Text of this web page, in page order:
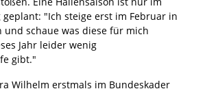
"Ich steige erst im Februar in
und schaue was diese für mich
Jahr leider wenig
gibt."
Wilhelm erstmals im Bundeskader